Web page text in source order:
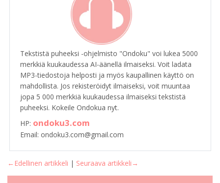
Tekstistä puheeksi -ohjelmisto "Ondoku" voi lukea 5000
merkkiä kuukaudessa AI-äänellä ilmaiseksi. Voit ladata
MP3-tiedostoja helposti ja myös kaupallinen käyttö on
mahdollista. Jos rekisteröidyt ilmaiseksi, voit muuntaa
jopa 5 000 merkkiä kuukaudessa ilmaiseksi tekstistä
puheeksi. Kokeile Ondokua nyt.
HP: ondoku3.com
Email: ondoku3.com@gmail.com
←Edellinen artikkeli | Seuraava artikkeli→